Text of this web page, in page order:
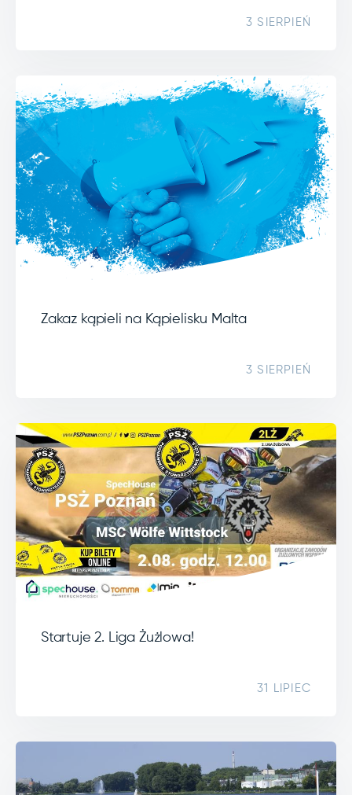
3 SIERPIEŃ
Zakaz kąpieli na Kąpielisku Malta
3 SIERPIEŃ
Startuje 2. Liga Żużlowa!
31 LIPIEC